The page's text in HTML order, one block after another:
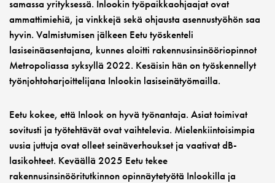
samassa yrityksessä. Inlookin työpaikkaohjaajat ovat
ammattimiehiä, ja vinkkejä sekä ohjausta asennustyöhön saa
hyvin. Valmistumisen jälkeen Eetu työskenteli
lasiseinäasentajana, kunnes aloitti rakennusinsinööriopinnot
Metropoliassa syksyllä 2022. Kesäisin hän on työskennellyt
työnjohtoharjoittelijana Inlookin lasiseinätyömailla.
Eetu kokee, että Inlook on hyvä työnantaja. Asiat toimivat
sovitusti ja työtehtävät ovat vaihtelevia. Mielenkiintoisimpia
uusia juttuja ovat olleet seinäverhoukset ja vaativat dB-
lasikohteet. Keväällä 2025 Eetu tekee
rakennusinsinööritutkinnon opinnäytetyötä Inlookilla ja